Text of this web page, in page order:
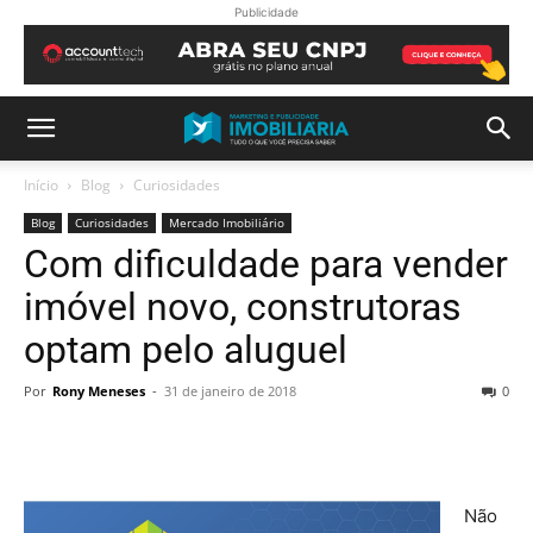
Publicidade
Início Blog Curiosidades
Blog Curiosidades Mercado Imobiliário
Com dificuldade para vender
imóvel novo, construtoras
optam pelo aluguel
Por Rony Meneses - 31 de janeiro de 2018 0
Não